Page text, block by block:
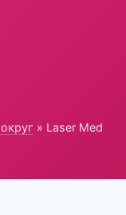
» Laser Med